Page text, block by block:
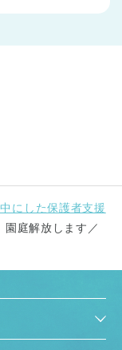
にした保護者支援
庭解放します／